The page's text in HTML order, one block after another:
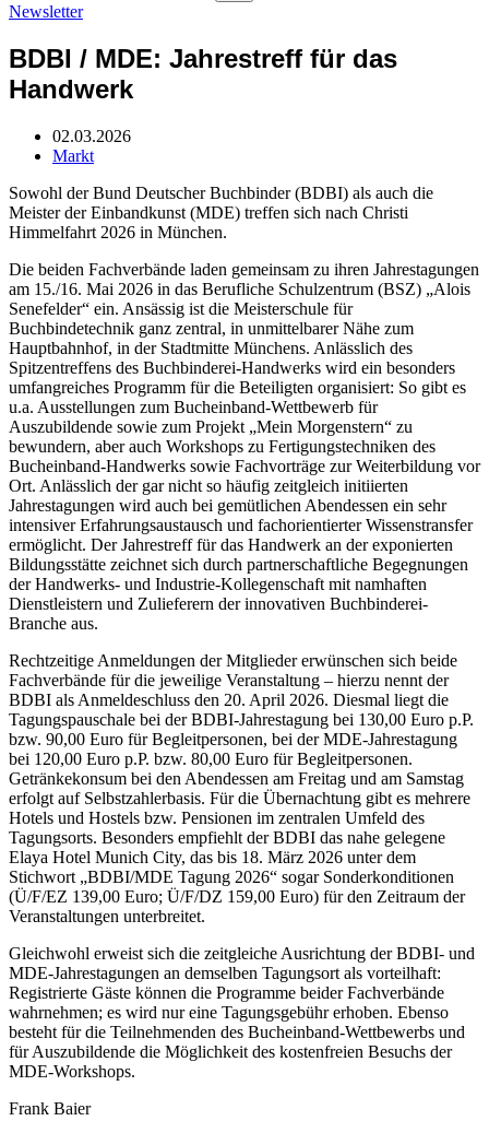
Newsletter
BDBI / MDE: Jahrestreff für das
Handwerk
02.03.2026
Markt
Sowohl der Bund Deutscher Buchbinder (BDBI) als auch die
Meister der Einbandkunst (MDE) treffen sich nach Christi
Himmelfahrt 2026 in München.
Die beiden Fachverbände laden gemeinsam zu ihren Jahrestagungen
am 15./16. Mai 2026 in das Berufliche Schulzentrum (BSZ) „Alois
Senefelder“ ein. Ansässig ist die Meisterschule für
Buchbindetechnik ganz zentral, in unmittelbarer Nähe zum
Hauptbahnhof, in der Stadtmitte Münchens. Anlässlich des
Spitzentreffens des Buchbinderei-Handwerks wird ein besonders
umfangreiches Programm für die Beteiligten organisiert: So gibt es
u.a. Ausstellungen zum Bucheinband-Wettbewerb für
Auszubildende sowie zum Projekt „Mein Morgenstern“ zu
bewundern, aber auch Workshops zu Fertigungstechniken des
Bucheinband-Handwerks sowie Fachvorträge zur Weiterbildung vor
Ort. Anlässlich der gar nicht so häufig zeitgleich initiierten
Jahrestagungen wird auch bei gemütlichen Abendessen ein sehr
intensiver Erfahrungsaustausch und fachorientierter Wissenstransfer
ermöglicht. Der Jahrestreff für das Handwerk an der exponierten
Bildungsstätte zeichnet sich durch partnerschaftliche Begegnungen
der Handwerks- und Industrie-Kollegenschaft mit namhaften
Dienstleistern und Zulieferern der innovativen Buchbinderei-
Branche aus.
Rechtzeitige Anmeldungen der Mitglieder erwünschen sich beide
Fachverbände für die jeweilige Veranstaltung – hierzu nennt der
BDBI als Anmeldeschluss den 20. April 2026. Diesmal liegt die
Tagungspauschale bei der BDBI-Jahrestagung bei 130,00 Euro p.P.
bzw. 90,00 Euro für Begleitpersonen, bei der MDE-Jahrestagung
bei 120,00 Euro p.P. bzw. 80,00 Euro für Begleitpersonen.
Getränkekonsum bei den Abendessen am Freitag und am Samstag
erfolgt auf Selbstzahlerbasis. Für die Übernachtung gibt es mehrere
Hotels und Hostels bzw. Pensionen im zentralen Umfeld des
Tagungsorts. Besonders empfiehlt der BDBI das nahe gelegene
Elaya Hotel Munich City, das bis 18. März 2026 unter dem
Stichwort „BDBI/MDE Tagung 2026“ sogar Sonderkonditionen
(Ü/F/EZ 139,00 Euro; Ü/F/DZ 159,00 Euro) für den Zeitraum der
Veranstaltungen unterbreitet.
Gleichwohl erweist sich die zeitgleiche Ausrichtung der BDBI- und
MDE-Jahrestagungen an demselben Tagungsort als vorteilhaft:
Registrierte Gäste können die Programme beider Fachverbände
wahrnehmen; es wird nur eine Tagungsgebühr erhoben. Ebenso
besteht für die Teilnehmenden des Bucheinband-Wettbewerbs und
für Auszubildende die Möglichkeit des kostenfreien Besuchs der
MDE-Workshops.
Frank Baier